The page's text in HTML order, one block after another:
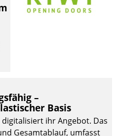
–
Basis
ihr Angebot. Das
Gesamtablauf, umfasst